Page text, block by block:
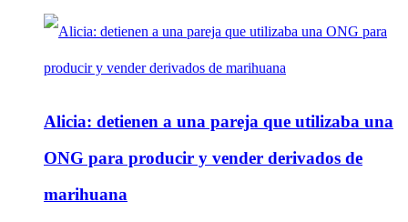
Alicia: detienen a una pareja que utilizaba una
ONG para producir y vender derivados de
marihuana